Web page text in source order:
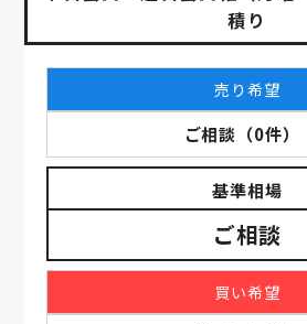
積り
売り希望
ご相談 （0件）
基準相場
ご相談
買い希望